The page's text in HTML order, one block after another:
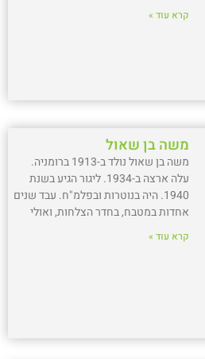
קרא עוד »
משה בן שאול
משה בן שאול נולד ב-1913 ברומניה.
עלה ארצה ב-1934. ליגור הגיע בשנת
1940. היה בנוטרות ובפלמ"ח. עבד שנים
אחדות במטבח, בחדר הצלחות, ואולי
קרא עוד »